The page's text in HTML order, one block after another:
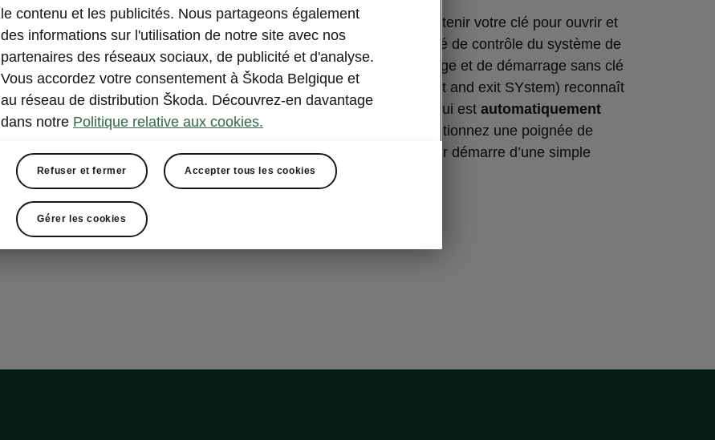
Vous n’avez plus besoin de tenir votre clé pour ouvrir et
fermer votre véhicule. L’unité de contrôle du système de
verrouillage, de déverrouillage et de démarrage sans clé
KESSY (Keyless Entry, Start and exit SYstem) reconnaît
la clé à 1,5 m du véhicule, qui est automatiquement
déverrouillé
quand vous actionnez une poignée de
porte ou le hayon. Le moteur démarre d’une simple
pression de bouton.
le contenu et les publicités. Nous partageons également
des informations sur l'utilisation de notre site avec nos
partenaires des réseaux sociaux, de publicité et d'analyse.
Vous accordez votre consentement à Škoda Belgique et
au réseau de distribution Škoda. Découvrez-en davantage
dans notre Politique relative aux cookies.
Refuser et fermer Accepter tous les cookies
Gérer les cookies